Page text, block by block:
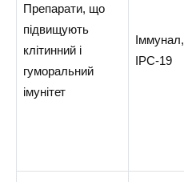
Препарати, що
підвищують
клітинний і
гуморальний
імунітет
Іммунал,
ІРС-19